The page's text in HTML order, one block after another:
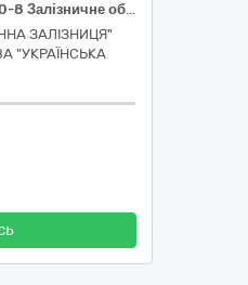
Код ДК 021:2015: 34940000-8 Залізничне обладнання (Прокладка на перевідний брус типу ПС3 Б-4 для прямої колії).
ЗАЛІЗНИЦЯ"
"УКРАЇНСЬКА